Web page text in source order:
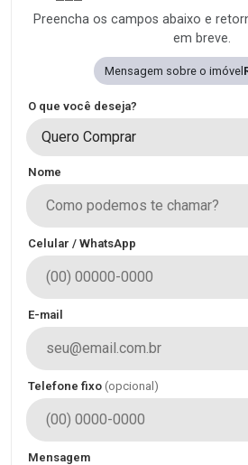
Preencha os campos abaixo e
em breve.
Mensagem sobre o imóvel
O que você deseja?
Quero Comprar
Nome
Celular / WhatsApp
E-mail
Telefone fixo (opcional)
Mensagem